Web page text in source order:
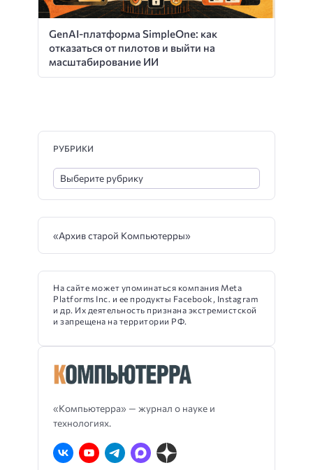
GenAI-платформа SimpleOne: как
отказаться от пилотов и выйти на
масштабирование ИИ
«Компьютерра» — журнал о науке и
технологиях.
РУБРИКИ
«Архив старой Компьютерры»
На сайте может упоминаться компания Meta
Platforms Inc. и ее продукты Facebook, Instagram
и др. Их деятельность признана экстремистской
и запрещена на территории РФ.